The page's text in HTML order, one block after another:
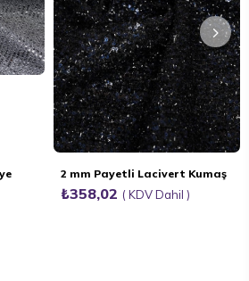
2 mm Payetli Lacivert Kumaş
₺358,02 KDV Dahil